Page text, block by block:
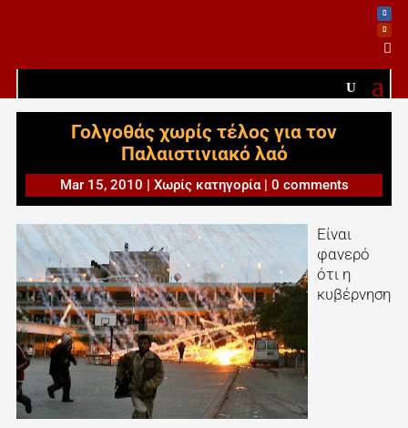

Γολγοθάς χωρίς τέλος για τον
Παλαιστινιακό λαό
Mar 15, 2010 | Χωρίς κατηγορία| 0 comments
Είναι
φανερό
ότι η
κυβέρνηση